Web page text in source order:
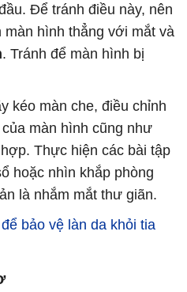
Để tránh điều này, nên
hình thẳng với mắt và
. Tránh để màn hình bị
kéo màn che, điều chỉnh
màn hình cũng như
Thực hiện các bài tập
hoặc nhìn khắp phòng
là nhắm mắt thư giãn.
bảo vệ làn da khỏi tia